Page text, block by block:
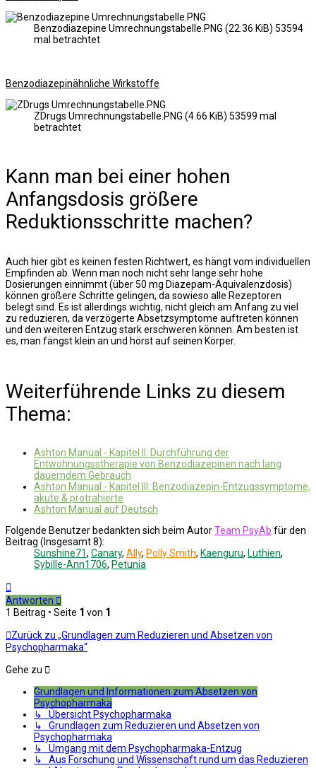
Benzodiazepine Umrechnungstabelle.PNG (22.36 KiB) 53594
mal betrachtet
Benzodiazepinähnliche Wirkstoffe
ZDrugs Umrechnungstabelle.PNG (4.66 KiB) 53599 mal
betrachtet
Kann man bei einer hohen
Anfangsdosis größere
Reduktionsschritte machen?
Auch hier gibt es keinen festen Richtwert, es hängt vom individuellen
Empfinden ab. Wenn man noch nicht sehr lange sehr hohe
Dosierungen einnimmt (über 50 mg Diazepam-Äquivalenzdosis)
können größere Schritte gelingen, da sowieso alle Rezeptoren
belegt sind. Es ist allerdings wichtig, nicht gleich am Anfang zu viel
zu reduzieren, da verzögerte Absetzsymptome auftreten können
und den weiteren Entzug stark erschweren können. Am besten ist
es, man fängst klein an und hörst auf seinen Körper.
Weiterführende Links zu diesem
Thema:
Ashton Manual - Kapitel II: Durchführung der
Entwöhnungsstherapie von Benzodiazepinen nach lang
dauerndem Gebrauch
Ashton Manual - Kapitel III: Benzodiazepin-Entzugssymptome,
akute & protrahierte
Ashton Manual auf Deutsch
Folgende Benutzer bedankten sich beim AutorTeam PsyAb für den
Beitrag (Insgesamt 8):
Sunshine71, Canary, Ally, Polly Smith, Kaenguru, Luthien,
Sybille-Ann1706, Petunia
oben
Antworten
1 Beitrag • Seite 1 von 1
Zurück zu „Grundlagen zum Reduzieren und Absetzen von
Psychopharmaka“
Gehe zu
Grundlagen und Informationen zum Absetzen von
Psychopharmaka
↳ Übersicht Psychopharmaka
↳ Grundlagen zum Reduzieren und Absetzen von
Psychopharmaka
↳ Umgang mit dem Psychopharmaka-Entzug
↳ Aus Forschung und Wissenschaft rund um das Reduzieren